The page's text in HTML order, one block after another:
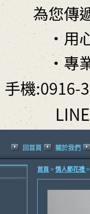
回首頁 關於我們
首頁 > 情人節花禮